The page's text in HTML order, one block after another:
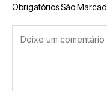
Obrigatórios São